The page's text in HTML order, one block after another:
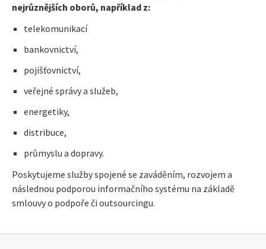
nejrůznějších oborů, například z:
telekomunikací
bankovnictví,
pojišťovnictví,
veřejné správy a služeb,
energetiky,
distribuce,
průmyslu a dopravy.
Poskytujeme služby spojené se zaváděním, rozvojem a
následnou podporou informačního systému na základě
smlouvy o podpoře či outsourcingu.